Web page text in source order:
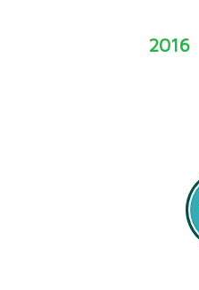
2016